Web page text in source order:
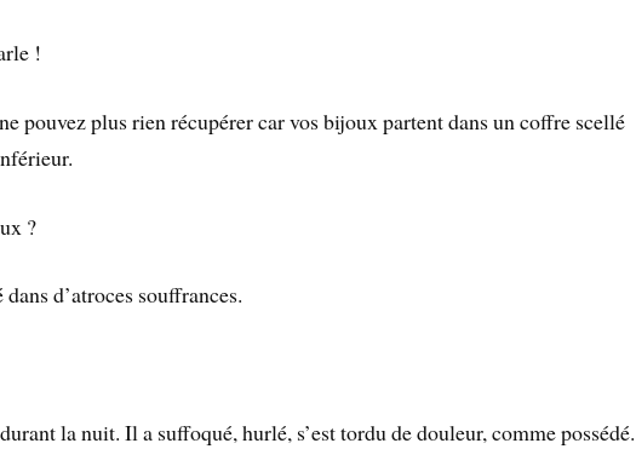
!
pouvez plus rien récupérer car vos bijoux partent dans un coffre scellé
?
d’atroces souffrances.
la nuit. Il a suffoqué, hurlé, s’est tordu de douleur, comme possédé.